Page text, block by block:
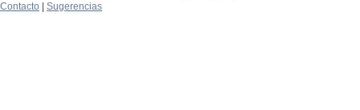
Contacto
Sugerencias